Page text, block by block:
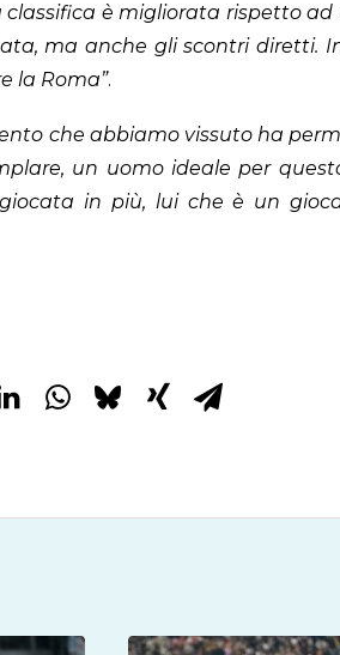
classifica è migliorata rispetto
ma anche gli scontri diretti.
la Roma”.
che abbiamo vissuto ha
un uomo ideale per
in più, lui che è un